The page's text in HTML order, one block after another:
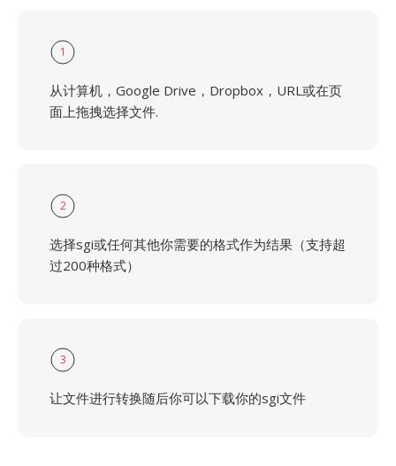
1
从计算机，Google Drive，Dropbox，URL或在页
面上拖拽选择文件.
2
选择sgi或任何其他你需要的格式作为结果（支持超
过200种格式）
3
让文件进行转换随后你可以下载你的sgi文件